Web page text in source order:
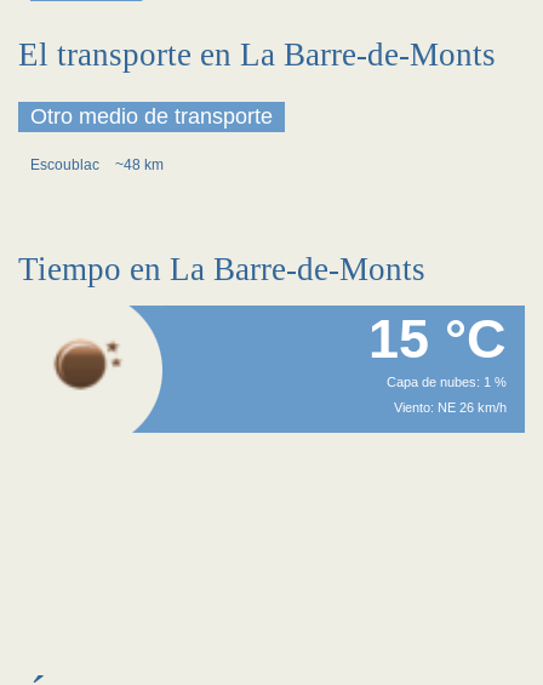
El transporte en La Barre-de-Monts
Otro medio de transporte
Escoublac ~48 km
Tiempo en La Barre-de-Monts
15 °C
Capa de nubes: 1 %
Viento: NE 26 km/h